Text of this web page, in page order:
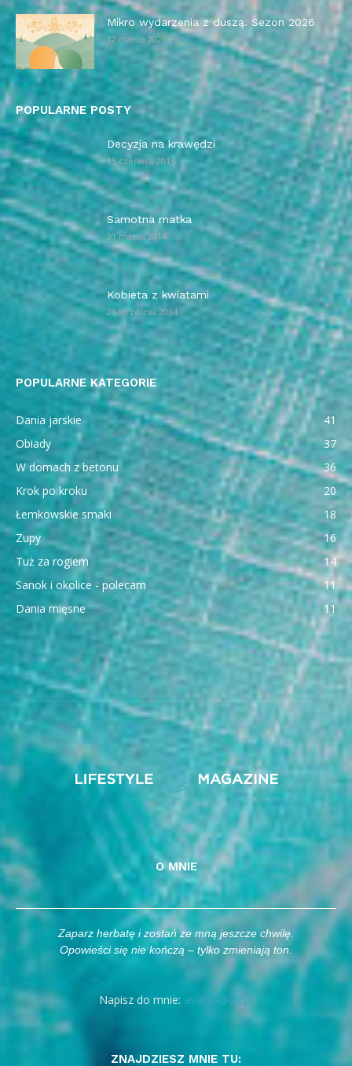
Mikro wydarzenia z duszą. Sezon 2026
12 marca 2026
POPULARNE POSTY
Decyzja na krawędzi
15 czerwca 2015
Samotna matka
21 marca 2014
Kobieta z kwiatami
28 września 2014
POPULARNE KATEGORIE
Dania jarskie
41
Obiady
37
W domach z betonu
36
Krok po kroku
20
Łemkowskie smaki
18
Zupy
16
Tuż za rogiem
14
Sanok i okolice - polecam
11
Dania mięsne
11
O MNIE
Zaparz herbatę i zostań ze mną jeszcze chwilę.
Opowieści się nie kończą – tylko zmieniają ton.
Napisz do mnie: avatea@o2.pl
ZNAJDZIESZ MNIE TU: